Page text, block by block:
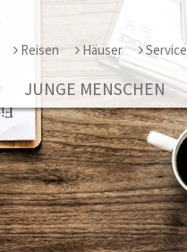
Reisen Häuser Service
JUNGE MENSCHEN